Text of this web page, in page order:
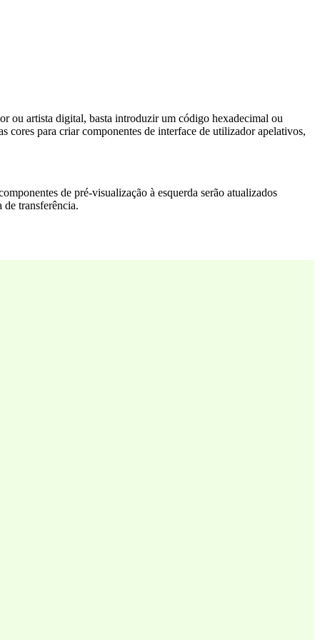
ou artista digital, basta introduzir um código hexadecimal ou
cores para criar componentes de interface de utilizador apelativos,
de pré-visualização à esquerda serão atualizados
transferência.